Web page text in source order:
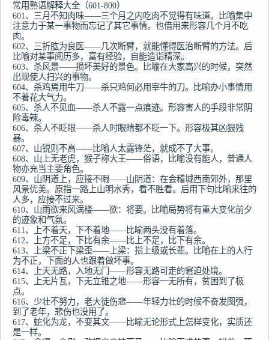
常用熟语解释大全（601-800）
601、三月不知肉味——三个月之内吃肉不觉得有味道。比喻集中
注意力于某一事物而忘记了其它事情。也借用来形容几个月不吃
肉。
602、三折肱为良医——几次断臂，就能懂得医治断臂的方法。后
比喻对某事阅历多，富有经验，自能造诣精深。
603、杀风景——损坏美好的景色。比喻在大家高兴的时候，突然
出现使人扫兴的事物。
604、杀鸡焉用牛刀——杀只鸡何必用宰牛的刀。比喻办小事情用
不着花大气力。
605、杀人不见血——杀人不露一点痕迹。形容害人的手段非常阴
险毒辣。
606、杀人不眨眼——杀人时眼睛都不眨一下。形容极其凶狠残
暴。
607、山锐则不高——比喻人太露锋茫，就成不了大事。
608、山上无老虎，猴子称大王——俗语，比喻没有能人，普通人
物亦充当主要角色。
609、山阴道上，应接不暇——山阴道：在会稽城西南郊外，那里
风景优美。原指一路上山明水秀，看不胜看。后用下句比喻来往的
人多，应接不过来。
610、山雨欲来风满楼——欲：将要。比喻局势将有重大变化前夕
的迹象和气氛。
611、上不着天，下不着地——比喻两头没有着落。
612、上方不足，下比有余——比上不足，比下有余。
613、上梁不正下梁歪——上梁：指上级或长辈。比喻在上的人行
为不正，下面的人也跟着做坏事。
614、上天无路，入地无门——形容无路可走的窘迫处境。
615、上无片瓦，下无立锥之地——形容一无所有，贫困到了极
点。
616、少壮不努力，老大徒伤悲——年轻力壮的时候不奋发图强，
到了老年，悲伤也没用了。
617、蛇化为龙，不变其文——比喻无论形式上怎样变化，实质还
是一样。